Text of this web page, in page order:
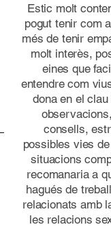
Estic molt
pogut tenir com
més de tenir
molt interès,
eines que
entendre com
dona en el
consells,
possibles vies
situacions
recomanaria a
hagués de
relacionats amb
les relacions